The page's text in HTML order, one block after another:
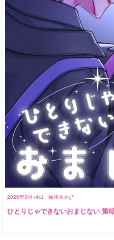
2026年3月14日 柚津木さび
ひとりじゃできないおまじない 第6